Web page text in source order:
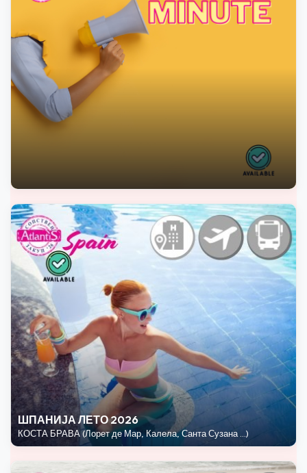
ШПАНИЈА ЛЕТО 2026
КОСТА БРАВА (Лорет де Мар, Калела, Санта Сузана ...)